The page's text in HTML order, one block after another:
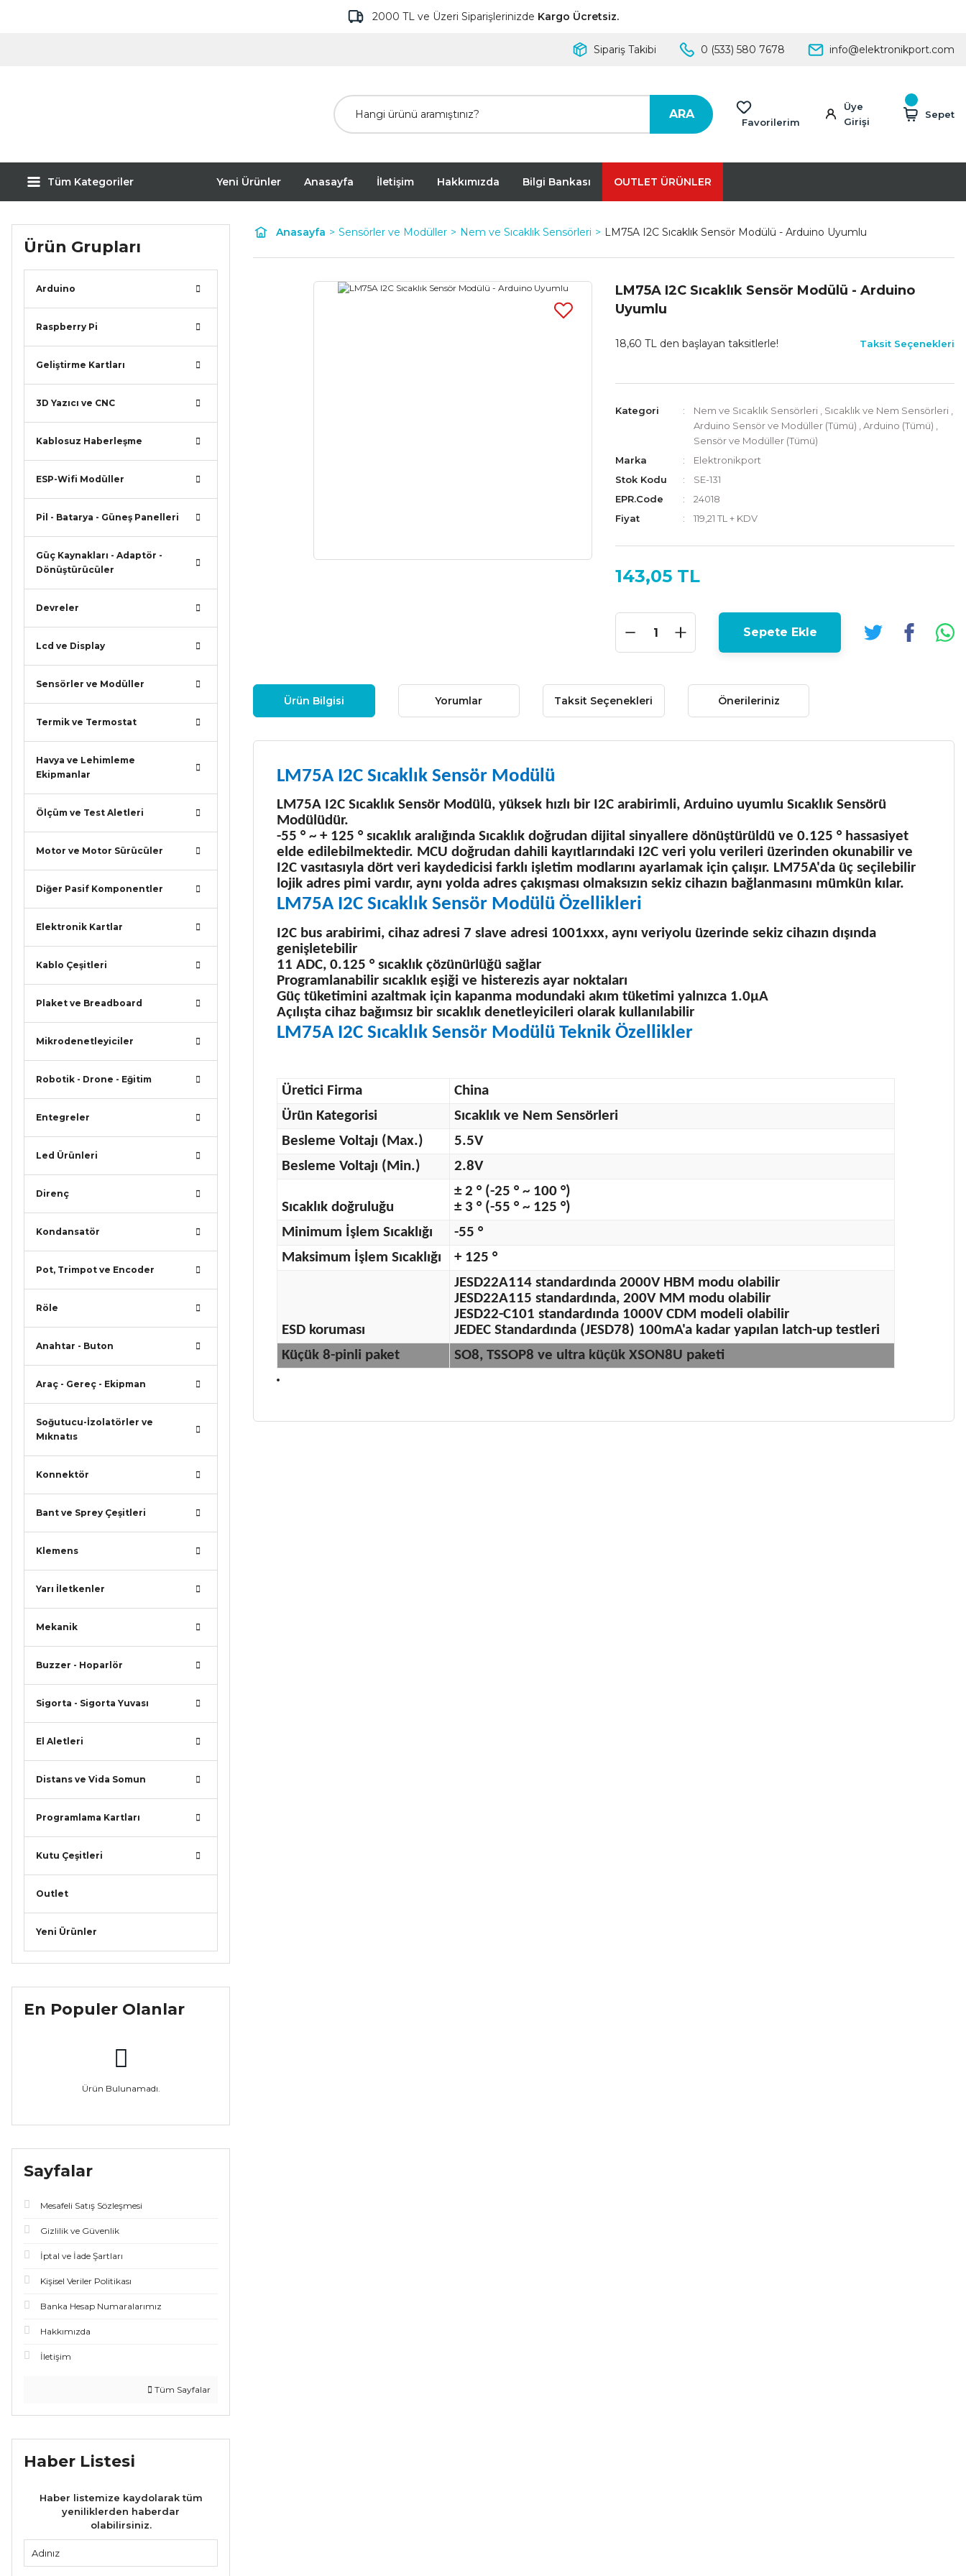
2000 TL ve Üzeri Siparişlerinizde Kargo Ücretsiz.
Sipariş Takibi 0 (533) 580 7678 info@elektronikport.com
ARA
Favorilerim
Üye
Girişi
Sepet
Tüm Kategoriler Yeni Ürünler Anasayfa İletişim Hakkımızda Bilgi Bankası OUTLET ÜRÜNLER
Ürün Grupları
Arduino
Raspberry Pi
Geliştirme Kartları
3D Yazıcı ve CNC
Kablosuz Haberleşme
ESP-Wifi Modüller
Pil - Batarya - Güneş Panelleri
Güç Kaynakları - Adaptör -
Dönüştürücüler
Devreler
Lcd ve Display
Sensörler ve Modüller
Termik ve Termostat
Havya ve Lehimleme
Ekipmanlar
Ölçüm ve Test Aletleri
Motor ve Motor Sürücüler
Diğer Pasif Komponentler
Elektronik Kartlar
Kablo Çeşitleri
Plaket ve Breadboard
Mikrodenetleyiciler
Robotik - Drone - Eğitim
Entegreler
Led Ürünleri
Direnç
Kondansatör
Pot, Trimpot ve Encoder
Röle
Anahtar - Buton
Araç - Gereç - Ekipman
Soğutucu-İzolatörler ve
Mıknatıs
Konnektör
Bant ve Sprey Çeşitleri
Klemens
Yarı İletkenler
Mekanik
Buzzer - Hoparlör
Sigorta - Sigorta Yuvası
El Aletleri
Distans ve Vida Somun
Programlama Kartları
Kutu Çeşitleri
Outlet
Yeni Ürünler
En Populer Olanlar
Ürün Bulunamadı.
Sayfalar
Mesafeli Satış Sözleşmesi
Gizlilik ve Güvenlik
İptal ve İade Şartları
Kişisel Veriler Politikası
Banka Hesap Numaralarımız
Hakkımızda
İletişim
Tüm Sayfalar
Haber Listesi
Haber listemize kaydolarak tüm
yeniliklerden haberdar
olabilirsiniz.
Anasayfa Sensörler ve Modüller Nem ve Sıcaklık Sensörleri LM75A I2C Sıcaklık Sensör Modülü - Arduino Uyumlu
LM75A I2C Sıcaklık Sensör Modülü - Arduino
Uyumlu
18,60 TL den başlayan taksitlerle! Taksit Seçenekleri
Kategori Nem ve Sıcaklık Sensörleri Sıcaklık ve Nem Sensörleri
Arduino Sensör ve Modüller (Tümü)
,Arduino (Tümü)
Sensör ve Modüller (Tümü)
Marka
Elektronikport
Stok Kodu
SE-131
EPR.Code
24018
Fiyat
119,21 TL + KDV
143,05 TL
Sepete Ekle
Ürün Bilgisi Yorumlar Taksit Seçenekleri Önerileriniz
LM75A I2C Sıcaklık Sensör Modülü
LM75A I2C Sıcaklık Sensör Modülü, yüksek hızlı bir I2C arabirimli, Arduino uyumlu Sıcaklık Sensörü
Modülüdür.
-55 ° ~ + 125 ° sıcaklık aralığında Sıcaklık doğrudan dijital sinyallere dönüştürüldü ve 0.125 ° hassasiyet
elde edilebilmektedir. MCU doğrudan dahili kayıtlarındaki I2C veri yolu verileri üzerinden okunabilir ve
I2C vasıtasıyla dört veri kaydedicisi farklı işletim modlarını ayarlamak için çalışır. LM75A'da üç seçilebilir
lojik adres pimi vardır, aynı yolda adres çakışması olmaksızın sekiz cihazın bağlanmasını mümkün kılar.
LM75A I2C Sıcaklık Sensör Modülü Özellikleri
I2C bus arabirimi, cihaz adresi 7 slave adresi 1001xxx, aynı veriyolu üzerinde sekiz cihazın dışında
genişletebilir
11 ADC, 0.125 ° sıcaklık çözünürlüğü sağlar
Programlanabilir sıcaklık eşiği ve histerezis ayar noktaları
Güç tüketimini azaltmak için kapanma modundaki akım tüketimi yalnızca 1.0μA
Açılışta cihaz bağımsız bir sıcaklık denetleyicileri olarak kullanılabilir
LM75A I2C Sıcaklık Sensör Modülü Teknik Özellikler
Üretici Firma
China
Ürün Kategorisi
Sıcaklık ve Nem Sensörleri
Besleme Voltajı (Max.)
5.5V
Besleme Voltajı (Min.)
2.8V
Sıcaklık doğruluğu
± 2 ° (-25 ° ~ 100 °)
± 3 ° (-55 ° ~ 125 °)
Minimum İşlem Sıcaklığı
-55 °
Maksimum İşlem Sıcaklığı
+ 125 °
ESD koruması
JESD22A114 standardında 2000V HBM modu olabilir
JESD22A115 standardında, 200V MM modu olabilir
JESD22-C101 standardında 1000V CDM modeli olabilir
JEDEC Standardında (JESD78) 100mA'a kadar yapılan latch-up testleri
Küçük 8-pinli paket
SO8, TSSOP8 ve ultra küçük XSON8U paketi